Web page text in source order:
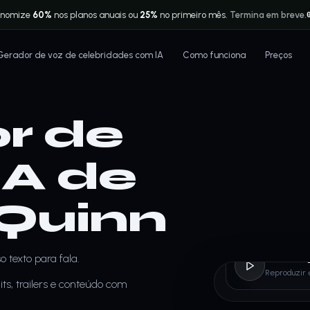
60% nos planos anuais ou 25% no primeiro mês. Termina em breve.
de voz de celebridades com IA Como funciona Preços
de
de
texto para fala.
trailers e conteúdo com
Reproduzir